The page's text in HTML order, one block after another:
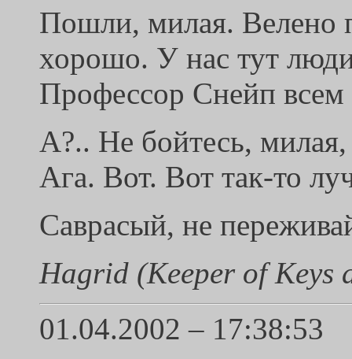
Пошли, милая. Велено
хорошо. У нас тут
Профессор Снейп всем
А?.. Не бойтесь,
Ага. Вот. Вот так-то
Саврасый, не
Hagrid (Keeper of Keys
01.04.2002 – 17:38:53